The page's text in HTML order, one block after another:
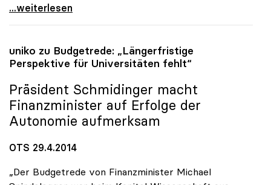
Schmidinger zu FWF-Finanzierung: „Reserven sind
...weiterlesen
uniko zu Budgetrede: „Längerfristige
Perspektive für Universitäten fehlt“
Präsident Schmidinger macht
Finanzminister auf Erfolge der
Autonomie aufmerksam
OTS 29.4.2014
„Der Budgetrede von Finanzminister Michael